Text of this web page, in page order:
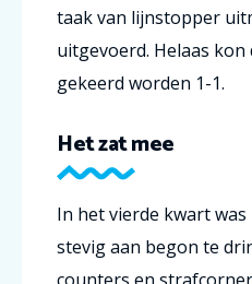
taak van lijnstopper
uitgevoerd. Helaas
gekeerd worden 1-1.
Het zat mee
In het vierde kwart
stevig aan begon te